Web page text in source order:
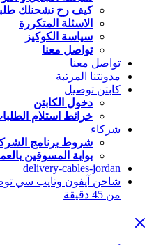
كيف رح نشحنلك
الاسئلة المتكررة
سياسة الكوكيز
تواصل معنا
تواصل معنا
مدونتنا المرتبة
كابتن توصيل
دخول الكابتن
خرائط استلام
شركاء
شروط برنامج
بوابة المسوقين
delivery-cables-jordan
شاحن آيفون وتايب سي
من 45 دقيقة